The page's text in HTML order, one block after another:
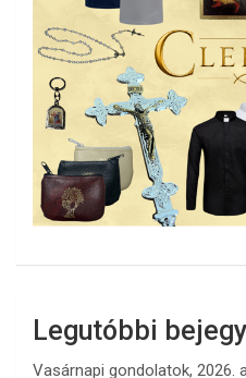
Legutóbbi
Vasárnapi gondolatok, 2026.